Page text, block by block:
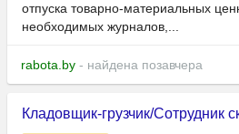
отпуска товарно-материальных
необходимых журналов,...
rabota.by - найдена позавчера
Кладовщик-грузчик/Сотрудник